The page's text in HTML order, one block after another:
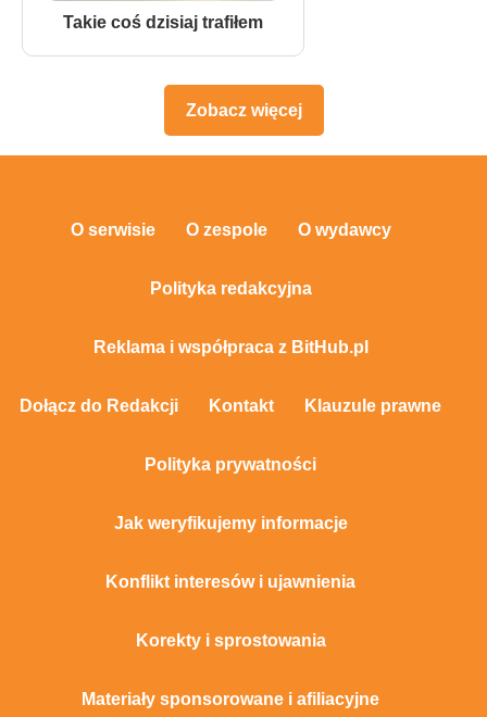
Takie coś dzisiaj trafiłem
Zobacz więcej
O serwisie O zespole O wydawcy
Polityka redakcyjna
Reklama i współpraca z BitHub.pl
Dołącz do Redakcji Kontakt Klauzule prawne
Polityka prywatności
Jak weryfikujemy informacje
Konflikt interesów i ujawnienia
Korekty i sprostowania
Materiały sponsorowane i afiliacyjne